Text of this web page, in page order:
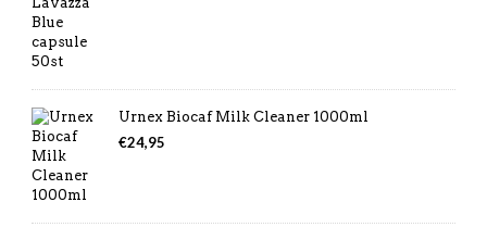
Urnex Biocaf Milk Cleaner 1000ml
€24,95